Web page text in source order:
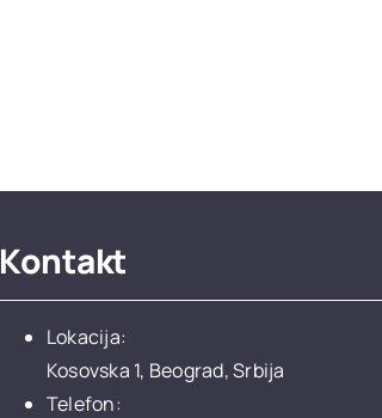
Kontakt
Lokacija:
Kosovska 1, Beograd, Srbija
Telefon: